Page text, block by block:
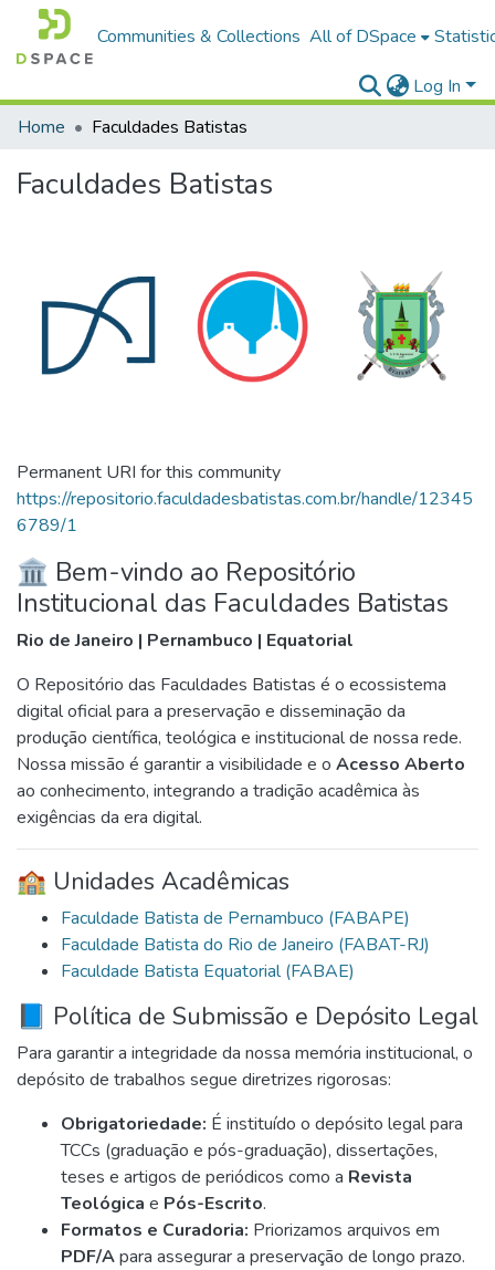
Communities & Collections All of DSpace
Log In
Home
Faculdades Batistas
Faculdades Batistas
Permanent URI for this community
https://repositorio.faculdadesbatistas.com.br/handle/12345
6789/1
🏛️ Bem-vindo ao Repositório
Institucional das Faculdades Batistas
Rio de Janeiro | Pernambuco | Equatorial
O Repositório das Faculdades Batistas é o ecossistema
digital oficial para a preservação e disseminação da
produção científica, teológica e institucional de nossa rede.
Nossa missão é garantir a visibilidade e o Acesso Aberto
ao conhecimento, integrando a tradição acadêmica às
exigências da era digital.
🏫 Unidades Acadêmicas
Faculdade Batista de Pernambuco (FABAPE)
Faculdade Batista do Rio de Janeiro (FABAT-RJ)
Faculdade Batista Equatorial (FABAE)
📘 Política de Submissão e Depósito Legal
Para garantir a integridade da nossa memória institucional, o
depósito de trabalhos segue diretrizes rigorosas:
Obrigatoriedade: É instituído o depósito legal para
TCCs (graduação e pós-graduação), dissertações,
teses e artigos de periódicos como a Revista
Teológica e Pós-Escrito.
Formatos e Curadoria: Priorizamos arquivos em
PDF/Apara assegurar a preservação de longo prazo.